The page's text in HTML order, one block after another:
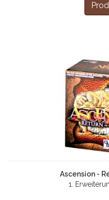
Ascension -
1.